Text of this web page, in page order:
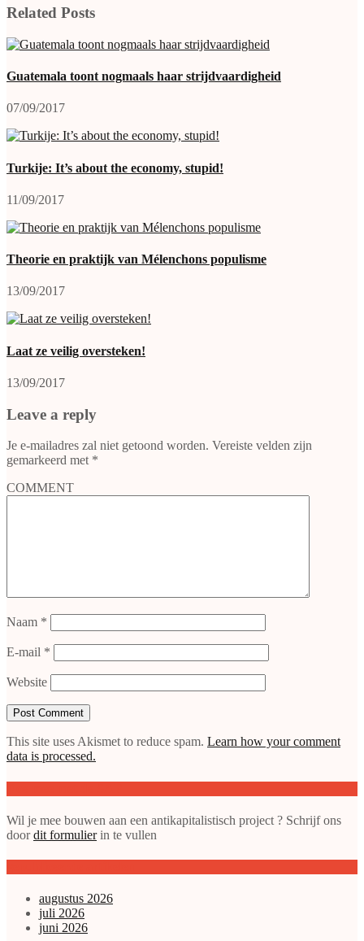
Related Posts
Guatemala toont nogmaals haar strijdvaardigheid
07/09/2017
Turkije: It’s about the economy, stupid!
11/09/2017
Theorie en praktijk van Mélenchons populisme
13/09/2017
Laat ze veilig oversteken!
13/09/2017
Leave a reply
Je e-mailadres zal niet getoond worden. Vereiste velden zijn
gemarkeerd met *
COMMENT
Naam *
E-mail *
Website
This site uses Akismet to reduce spam. Learn how your comment
data is processed.
Wil je mee bouwen aan een antikapitalistisch project ? Schrijf ons
doordit formulierin te vullen
augustus 2026
juli 2026
juni 2026